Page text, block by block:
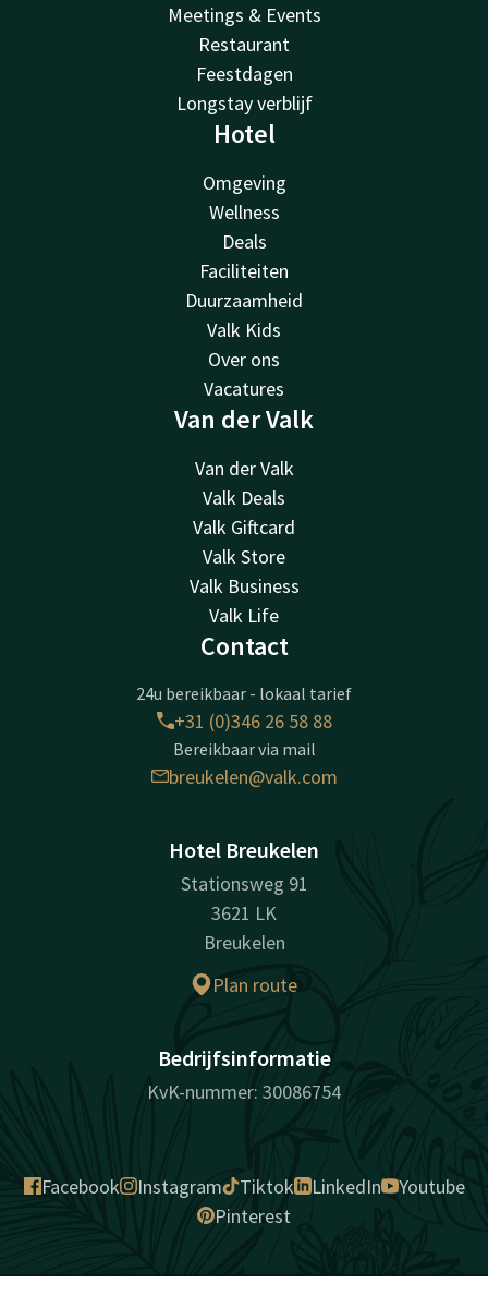
Meetings & Events
Restaurant
Feestdagen
Longstay verblijf
Hotel
Omgeving
Wellness
Deals
Faciliteiten
Duurzaamheid
Valk Kids
Over ons
Vacatures
Van der Valk
Van der Valk
Valk Deals
Valk Giftcard
Valk Store
Valk Business
Valk Life
Contact
24u bereikbaar - lokaal tarief
+31 (0)346 26 58 88
Bereikbaar via mail
breukelen@valk.com
Hotel Breukelen
Stationsweg 91
3621 LK
Breukelen
Plan route
Bedrijfsinformatie
KvK-nummer: 30086754
Facebook Instagram Tiktok LinkedIn
Youtube
Pinterest